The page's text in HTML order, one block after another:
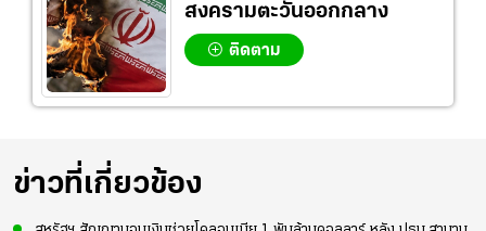
สงครามตะวันออกกลาง
ติดตาม
ข่าวที่เกี่ยวข้อง